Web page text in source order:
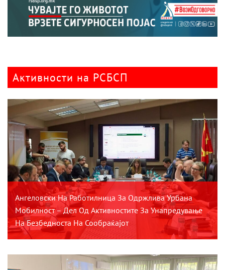
Активности на РСБСП
Ангеловски На Работилница За Одржлива Урбана
Мобилност – Дел Од Активностите За Унапредување
На Безбедноста На Сообраќајот